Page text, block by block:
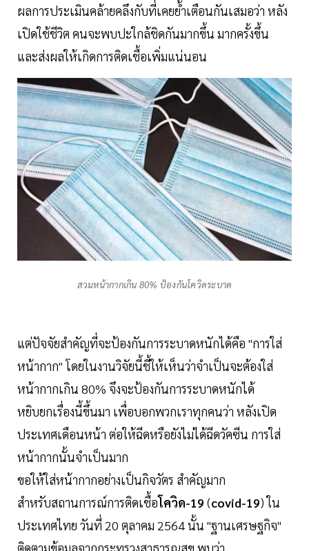
ผลการประเมินคล้ายคลึงกับที่เคยย้ำเตือนกันเสมอว่า หลัง
เปิดใช้ชีวิต คนจะพบปะใกล้ชิดกันมากขึ้น มากครั้งขึ้น
และส่งผลให้เกิดการติดเชื้อเพิ่มแน่นอน
สวมหน้ากากเกิน 80% ป้องกันโควิดระบาด
แต่ปัจจัยสำคัญที่จะป้องกันการระบาดหนักได้คือ "การใส่
หน้ากาก" โดยในงานวิจัยนี้ชี้ให้เห็นว่าจำเป็นจะต้องใส่
หน้ากากเกิน 80% จึงจะป้องกันการระบาดหนักได้
หยิบยกเรื่องนี้ขึ้นมา เพื่อบอกพวกเราทุกคนว่า หลังเปิด
ประเทศเดือนหน้า ต่อให้ฉีดหรือยังไม่ได้ฉีดวัคซีน การใส่
หน้ากากนั้นจำเป็นมาก
ขอให้ใส่หน้ากากอย่างเป็นกิจวัตร สำคัญมาก
สำหรับสถานการณ์การติดเชื้อโควิด-19 (covid-19) ใน
ประเทศไทย วันที่ 20 ตุลาคม 2564 นั้น "ฐานเศรษฐกิจ"